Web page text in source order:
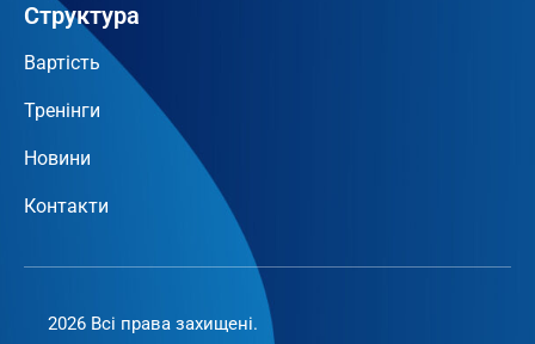
Структура
Вартість
Тренінги
Новини
Контакти
2026 Всі права захищені.